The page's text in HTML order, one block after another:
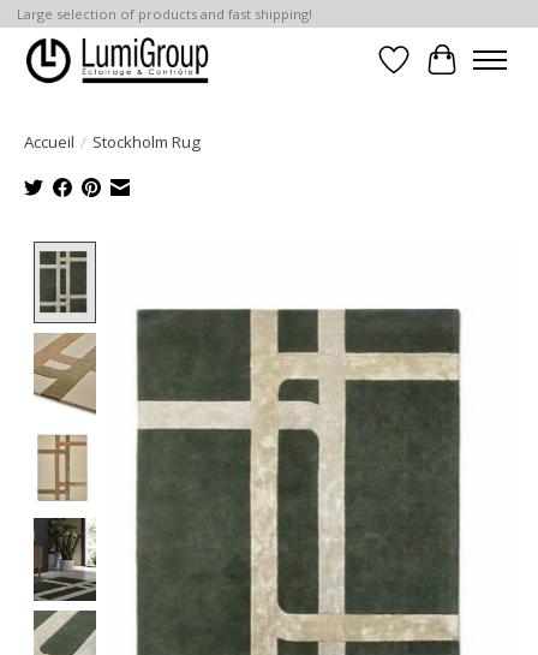
Large selection of products and fast shipping!
Liste dePanier
Accueil / Stockholm Rug